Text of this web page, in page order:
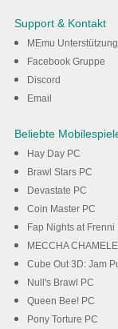
Flash
Support & Kontakt
MEmu Unterstützung
Facebook Gruppe
Discord
Email
Beliebte
Hay Day PC
Brawl Stars PC
Devastate PC
Coin Master PC
Fap Nights at Frenni
MECCHA
Cube Out 3D: Jam
Null's Brawl PC
Queen Bee! PC
Pony Torture PC